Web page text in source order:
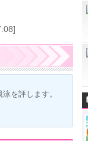
を評します。